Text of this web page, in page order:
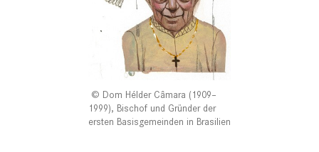
Dom Hélder Câmara (1909–
1999), Bischof und Gründer der
ersten Basisgemeinden in Brasilien